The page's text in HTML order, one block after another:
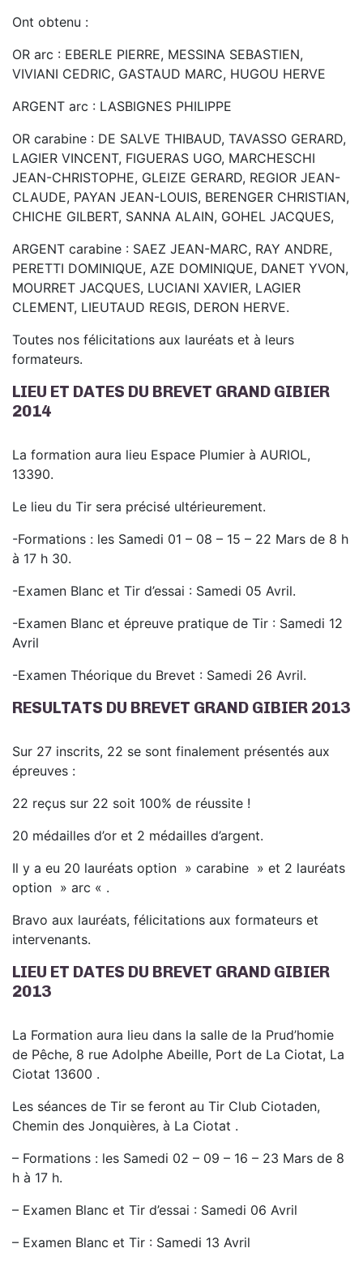
Ont obtenu :
OR arc : EBERLE PIERRE, MESSINA SEBASTIEN,
VIVIANI CEDRIC, GASTAUD MARC, HUGOU HERVE
ARGENT arc : LASBIGNES PHILIPPE
OR carabine : DE SALVE THIBAUD, TAVASSO GERARD,
LAGIER VINCENT, FIGUERAS UGO, MARCHESCHI
JEAN-CHRISTOPHE, GLEIZE GERARD, REGIOR JEAN-
CLAUDE, PAYAN JEAN-LOUIS, BERENGER CHRISTIAN,
CHICHE GILBERT, SANNA ALAIN, GOHEL JACQUES,
ARGENT carabine : SAEZ JEAN-MARC, RAY ANDRE,
PERETTI DOMINIQUE, AZE DOMINIQUE, DANET YVON,
MOURRET JACQUES, LUCIANI XAVIER, LAGIER
CLEMENT, LIEUTAUD REGIS, DERON HERVE.
Toutes nos félicitations aux lauréats et à leurs
formateurs.
LIEU ET DATES DU BREVET GRAND GIBIER
2014
La formation aura lieu Espace Plumier à AURIOL,
13390.
Le lieu du Tir sera précisé ultérieurement.
-Formations : les Samedi 01 – 08 – 15 – 22 Mars de 8 h
à 17 h 30.
-Examen Blanc et Tir d’essai : Samedi 05 Avril.
-Examen Blanc et épreuve pratique de Tir : Samedi 12
Avril
-Examen Théorique du Brevet : Samedi 26 Avril.
RESULTATS DU BREVET GRAND GIBIER 2013
Sur 27 inscrits, 22 se sont finalement présentés aux
épreuves :
22 reçus sur 22 soit 100% de réussite !
20 médailles d’or et 2 médailles d’argent.
Il y a eu 20 lauréats option » carabine » et 2 lauréats
option » arc « .
Bravo aux lauréats, félicitations aux formateurs et
intervenants.
LIEU ET DATES DU BREVET GRAND GIBIER
2013
La Formation aura lieu dans la salle de la Prud’homie
de Pêche, 8 rue Adolphe Abeille, Port de La Ciotat, La
Ciotat 13600 .
Les séances de Tir se feront au Tir Club Ciotaden,
Chemin des Jonquières, à La Ciotat .
– Formations : les Samedi 02 – 09 – 16 – 23 Mars de 8
h à 17 h.
– Examen Blanc et Tir d’essai : Samedi 06 Avril
– Examen Blanc et Tir : Samedi 13 Avril